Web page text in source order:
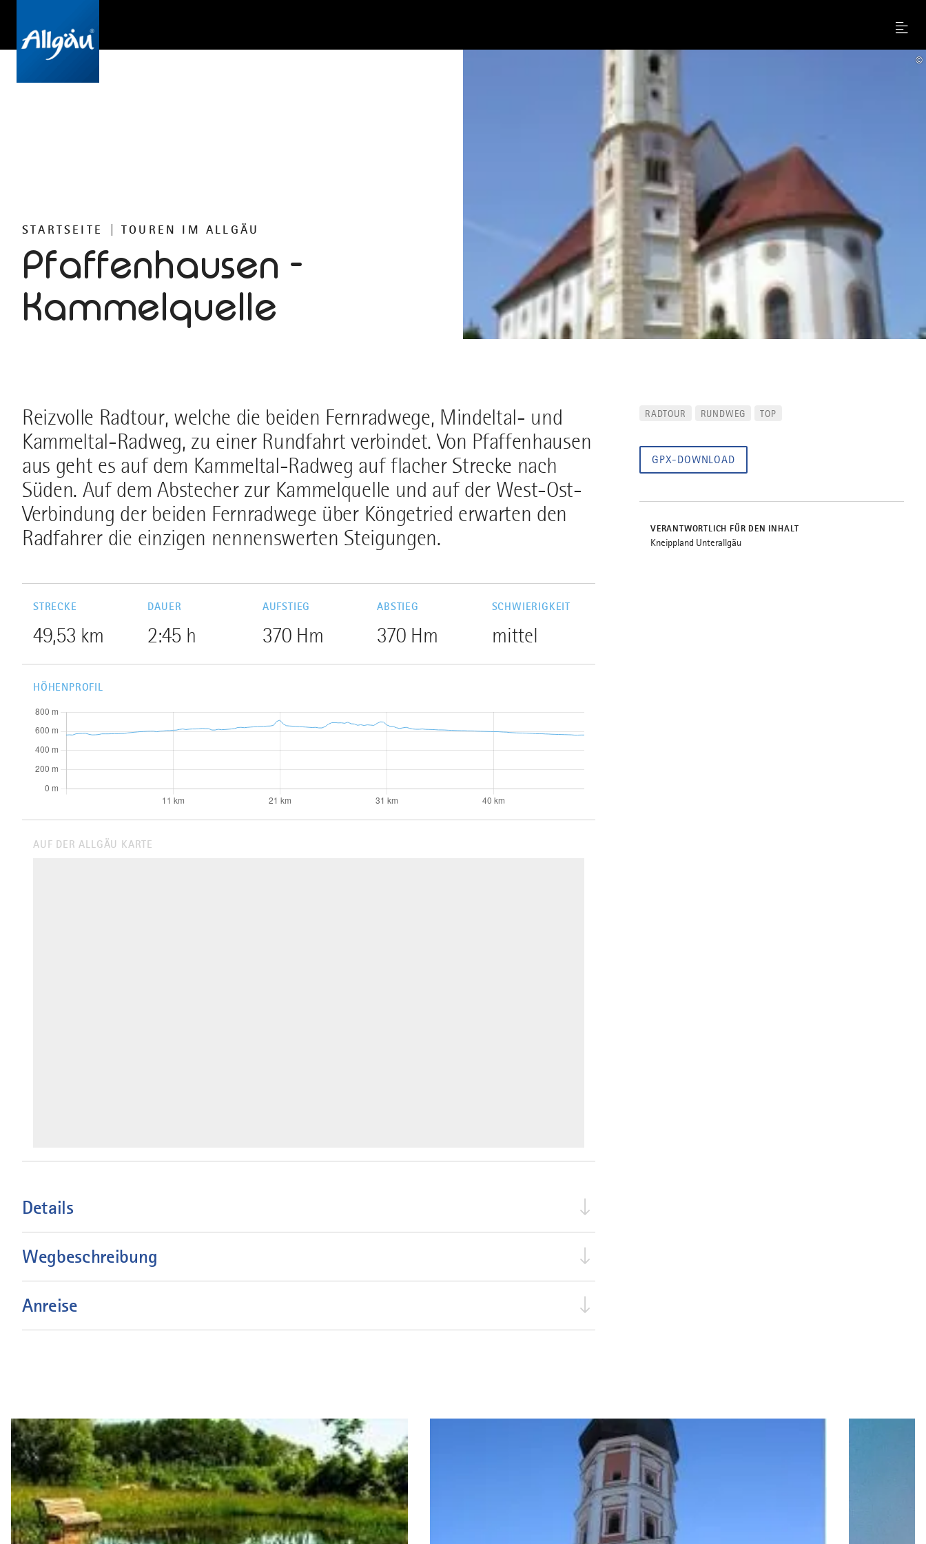
Menu
STARTSEITE TOUREN IM ALLGÄU
Pfaffenhausen -
Kammelquelle
©
Reizvolle Radtour, welche die beiden Fernradwege, Mindeltal- und
Kammeltal-Radweg, zu einer Rundfahrt verbindet. Von Pfaffenhausen
aus geht es auf dem Kammeltal-Radweg auf flacher Strecke nach
Süden. Auf dem Abstecher zur Kammelquelle und auf der West-Ost-
Verbindung der beiden Fernradwege über Köngetried erwarten den
Radfahrer die einzigen nennenswerten Steigungen.
STRECKE
49,53 km
DAUER
2:45 h
AUFSTIEG
370 Hm
ABSTIEG
370 Hm
SCHWIERIGKEIT
mittel
HÖHENPROFIL
AUF DER ALLGÄU KARTE
Details
Wegbeschreibung
Anreise
RADTOUR RUNDWEG TOP
GPX-DOWNLOAD
VERANTWORTLICH FÜR DEN INHALT
Kneippland Unterallgäu